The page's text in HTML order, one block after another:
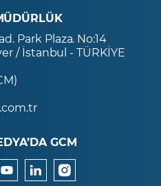
Park Plaza. No:14
/ İstanbul - TÜRKİYE
GCM